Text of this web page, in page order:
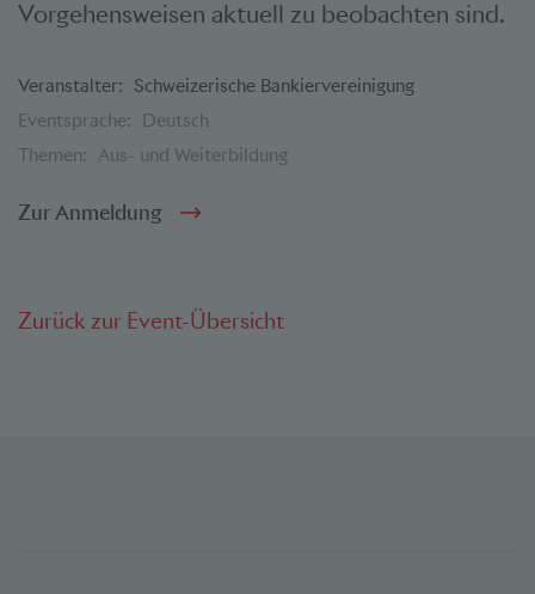
Vorgehensweisen aktuell zu beobachten sind.
Veranstalter: Schweizerische Bankiervereinigung
Eventsprache:
Deutsch
Themen: Aus- und Weiterbildung
Zur Anmeldung
Zurück zur Event-Übersicht